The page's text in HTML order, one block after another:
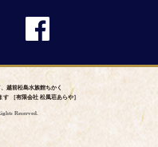
越前松島水族館ちかく
［有限会社 松風荘あらや］
Reserved.